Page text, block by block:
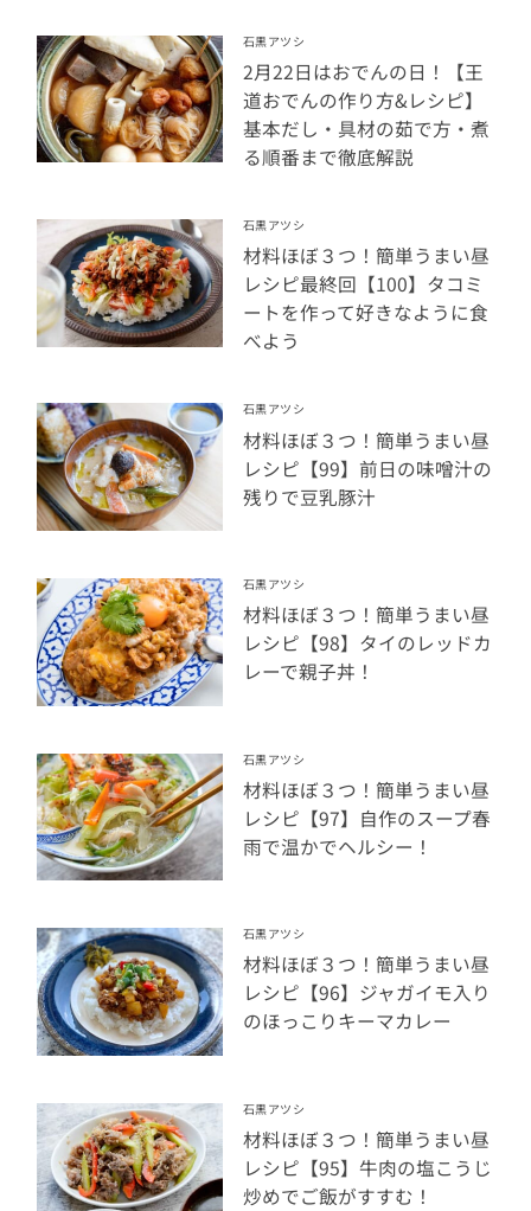
石黒アツシ
2月22日はおでんの日！【王
道おでんの作り方&レシピ】
基本だし・具材の茹で方・煮
る順番まで徹底解説
石黒アツシ
材料ほぼ３つ！簡単うまい昼
レシピ最終回【100】タコミ
ートを作って好きなように食
べよう
石黒アツシ
材料ほぼ３つ！簡単うまい昼
レシピ【99】前日の味噌汁の
残りで豆乳豚汁
石黒アツシ
材料ほぼ３つ！簡単うまい昼
レシピ【98】タイのレッドカ
レーで親子丼！
石黒アツシ
材料ほぼ３つ！簡単うまい昼
レシピ【97】自作のスープ春
雨で温かでヘルシー！
石黒アツシ
材料ほぼ３つ！簡単うまい昼
レシピ【96】ジャガイモ入り
のほっこりキーマカレー
石黒アツシ
材料ほぼ３つ！簡単うまい昼
レシピ【95】牛肉の塩こうじ
炒めでご飯がすすむ！